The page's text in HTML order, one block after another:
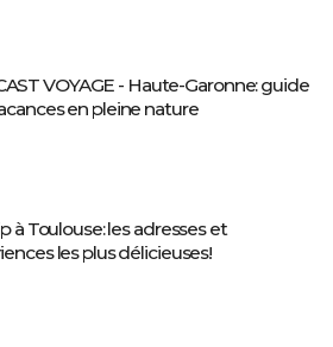
VOYAGE - Haute-Garonne: guide
en pleine nature
à Toulouse: les adresses et
les plus délicieuses!